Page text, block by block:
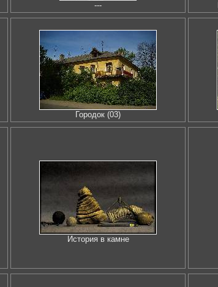
---
Городок (03)
История в камне